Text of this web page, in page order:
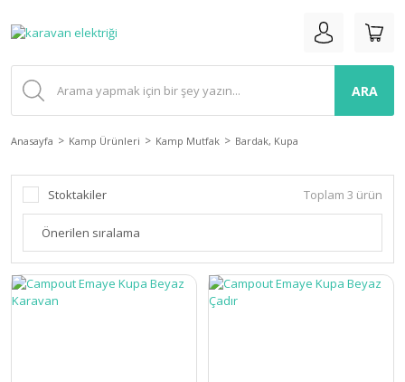
ARA
Anasayfa Kamp Ürünleri Kamp Mutfak Bardak, Kupa
Stoktakiler Toplam 3 ürün